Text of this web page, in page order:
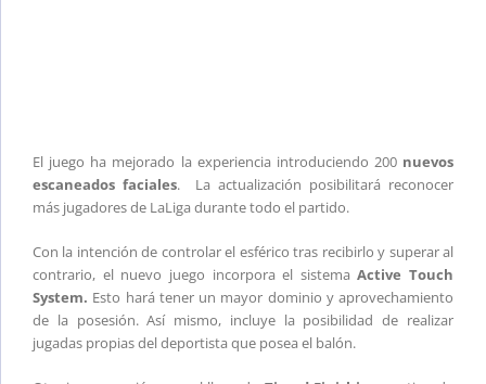
El juego ha mejorado la experiencia introduciendo 200 nuevos
escaneados faciales. La actualización posibilitará reconocer
más jugadores de LaLiga durante todo el partido.
Con la intención de controlar el esférico tras recibirlo y superar al
contrario, el nuevo juego incorpora el sistema Active Touch
System. Esto hará tener un mayor dominio y aprovechamiento
de la posesión. Así mismo, incluye la posibilidad de realizar
jugadas propias del deportista que posea el balón.